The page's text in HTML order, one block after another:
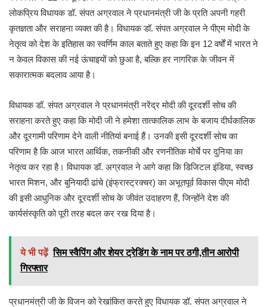
लोकप्रिय विधायक डॉ. संपत अग्रवाल ने प्रधानमंत्री जी के प्रति अपनी गहरी
कृतज्ञता और सराहना व्यक्त की है। विधायक डॉ. संपत अग्रवाल ने पीएम मोदी के
नेतृत्व को देश के इतिहास का स्वर्णिम काल बताते हुए कहा कि इन 12 वर्षों में भारत ने
न केवल विकास की नई ऊंचाइयों को छुआ है, बल्कि हर नागरिक के जीवन में
सकारात्मक बदलाव आया है।
विधायक डॉ. संपत अग्रवाल ने प्रधानमंत्री नरेंद्र मोदी की दूरदर्शी सोच की
सराहना करते हुए कहा कि मोदी जी ने हमेशा तात्कालिक लाभ के बजाय दीर्घकालिक
और दूरगामी परिणाम देने वाली नीतियां बनाई हैं। उनकी इसी दूरदर्शी सोच का
परिणाम है कि आज भारत आर्थिक, तकनीकी और रणनीतिक मोर्चे पर दुनिया का
नेतृत्व कर रहा है। विधायक डॉ. अग्रवाल ने आगे कहा कि डिजिटल इंडिया, स्वच्छ
भारत मिशन, और बुनियादी ढांचे (इंफ्रास्ट्रक्चर) का अभूतपूर्व विकास पीएम मोदी
की इसी आधुनिक और दूरदर्शी सोच के जीवंत उदाहरण हैं, जिन्होंने देश की
कार्यसंस्कृति को पूरी तरह बदल कर रख दिया है।
ये भी पढ़ें सिम स्वैपिंग और शेयर ट्रेडिंग के नाम पर ठगी,तीन आरोपी
गिरफ्तार
प्रधानमंत्री जी के विजन को रेखांकित करते हुए विधायक डॉ. संपत अग्रवाल ने